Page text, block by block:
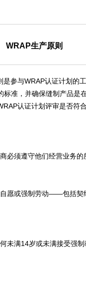
WRAP生产原则
参与WRAP认证计划的
准，并确保缝制产品是
认证计划评审是否符合
须遵守他们经营业务的
愿或强制劳动――包括契
满14岁或未满接受强